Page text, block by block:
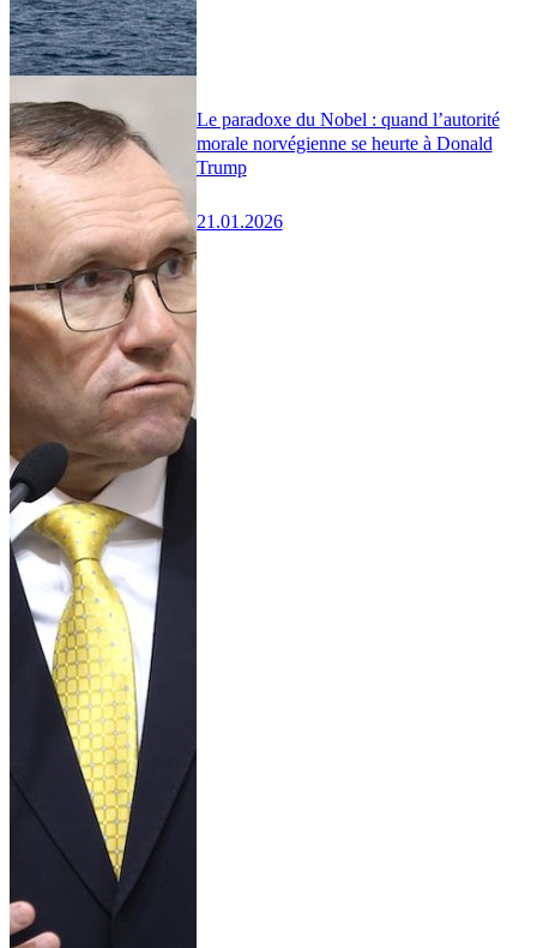
Le paradoxe du Nobel : quand l’autorité
morale norvégienne se heurte à Donald
Trump
21.01.2026